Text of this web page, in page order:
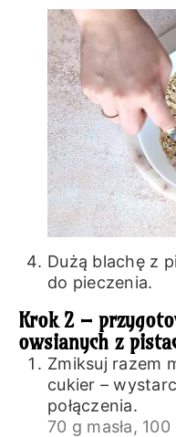
Dużą blachę z
do pieczenia.
Krok 2 –
owsianych z
Zmiksuj razem
cukier –
połączenia.
70 g masła,